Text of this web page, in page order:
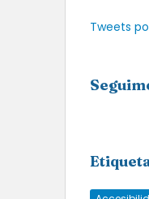
Tweets